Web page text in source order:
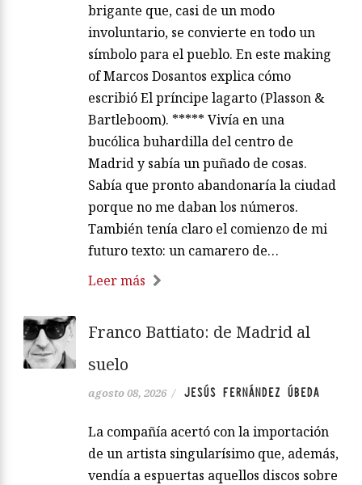
brigante que, casi de un modo
involuntario, se convierte en todo un
símbolo para el pueblo. En este making
of Marcos Dosantos explica cómo
escribió El príncipe lagarto (Plasson &
Bartleboom). ***** Vivía en una
bucólica buhardilla del centro de
Madrid y sabía un puñado de cosas.
Sabía que pronto abandonaría la ciudad
porque no me daban los números.
También tenía claro el comienzo de mi
futuro texto: un camarero de…
Leer más
Franco Battiato: de Madrid al
suelo
agosto 08, 2026 / JESÚS FERNÁNDEZ ÚBEDA
La compañía acertó con la importación
de un artista singularísimo que, además,
vendía a espuertas aquellos discos sobre